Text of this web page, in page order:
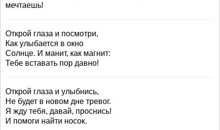
мечтаешь!
Открой глаза и посмотри,
Как улыбается в окно
Солнце. И манит, как магнит:
Тебе вставать пор давно!
Открой глаза и улыбнись,
Не будет в новом дне тревог.
Я жду тебя, давай, проснись!
И помоги найти носок.